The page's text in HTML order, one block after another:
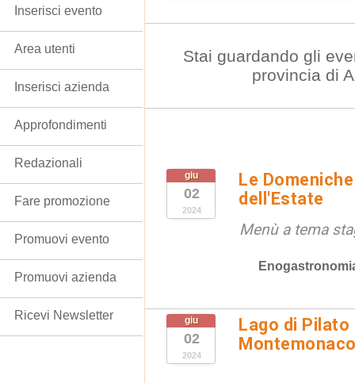
Stai guardando gli
provincia di
giu
02
2024
Le
dell'Estate
Menù a tema
giu
02
2024
Lago di Pilato
Inserisci evento
Area utenti
Inserisci azienda
Approfondimenti
Redazionali
Fare promozione
Promuovi evento
Promuovi azienda
Ricevi Newsletter